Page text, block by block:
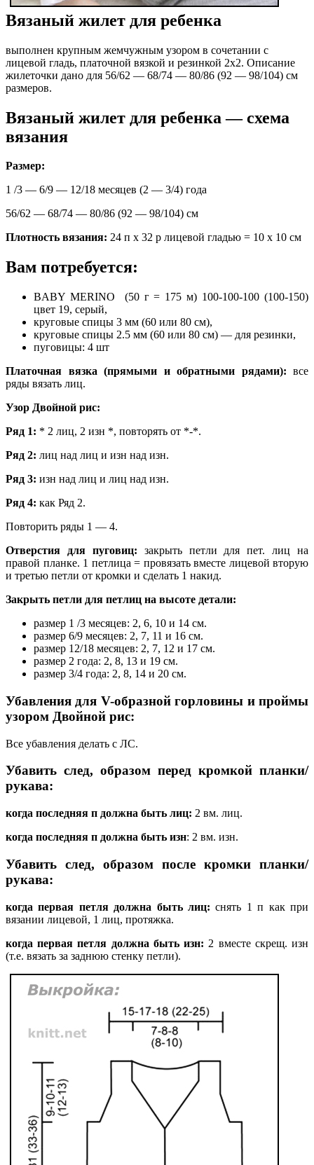
Вязаный жилет для ребенка
выполнен крупным жемчужным узором в сочетании с
лицевой гладь, платочной вязкой и резинкой 2х2. Описание
жилеточки дано для 56/62 — 68/74 — 80/86 (92 — 98/104) см
размеров.
Вязаный жилет для ребенка — схема
вязания
Размер:
1 /3 — 6/9 — 12/18 месяцев (2 — 3/4) года
56/62 — 68/74 — 80/86 (92 — 98/104) см
Плотность вязания: 24 п х 32 р лицевой гладью = 10 х 10 см
Вам потребуется:
BABY MERINO (50 г = 175 м) 100-100-100 (100-150)
цвет 19, серый,
круговые спицы 3 мм (60 или 80 см),
круговые спицы 2.5 мм (60 или 80 см) — для резинки,
пуговицы: 4 шт
Платочная вязка (прямыми и обратными ря­дами): все
ряды вязать лиц.
Узор Двойной рис:
Ряд 1: * 2 лиц, 2 изн *, повторять от *-*.
Ряд 2: лиц над лиц и изн над изн.
Ряд 3: изн над лиц и лиц над изн.
Ряд 4: как Ряд 2.
Повторить ряды 1 — 4.
Отверстия для пуговиц: закрыть петли для пет. лиц на
правой планке. 1 петлица = провязать вместе лицевой вторую
и третью петли от кромки и сделать 1 накид.
Закрыть петли для петлиц на высоте детали:
размер 1 /3 месяцев: 2, 6, 10 и 14 см.
размер 6/9 месяцев: 2, 7, 11 и 16 см.
размер 12/18 месяцев: 2, 7, 12 и 17 см.
размер 2 года: 2, 8, 13 и 19 см.
размер 3/4 года: 2, 8, 14 и 20 см.
Убавления для V-образной горловины и прой­мы
узором Двойной рис:
Все убавления делать с ЛС.
Убавить след, образом перед кромкой планки/
рукава:
когда последняя п должна быть лиц: 2 вм. лиц.
когда последняя п должна быть изн: 2 вм. изн.
Убавить след, образом после кромки планки/
рукава:
когда первая петля должна быть лиц: снять 1 п как при
вязании лицевой, 1 лиц, протяжка.
когда первая петля должна быть изн: 2 вместе скрещ. изн
(т.е. вязать за заднюю стенку петли).